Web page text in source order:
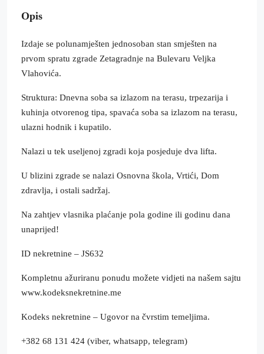
Opis
Izdaje se polunamješten jednosoban stan smješten na
prvom spratu zgrade Zetagradnje na Bulevaru Veljka
Vlahovića.
Struktura: Dnevna soba sa izlazom na terasu, trpezarija i
kuhinja otvorenog tipa, spavaća soba sa izlazom na terasu,
ulazni hodnik i kupatilo.
Nalazi u tek useljenoj zgradi koja posjeduje dva lifta.
U blizini zgrade se nalazi Osnovna škola, Vrtići, Dom
zdravlja, i ostali sadržaj.
Na zahtjev vlasnika plaćanje pola godine ili godinu dana
unaprijed!
ID nekretnine – JS632
Kompletnu ažuriranu ponudu možete vidjeti na našem sajtu
www.kodeksnekretnine.me
Kodeks nekretnine – Ugovor na čvrstim temeljima.
+382 68 131 424 (viber, whatsapp, telegram)